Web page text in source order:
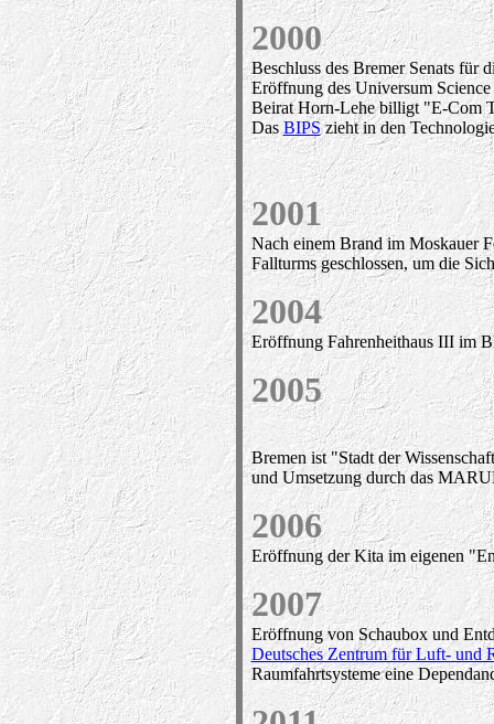
2000
Beschluss des Bremer Senats für
Eröffnung des Universum Science
Beirat Horn-Lehe billigt "E-Com
Das BIPSzieht in den
2001
Nach einem Brand im Moskauer
Fallturms geschlossen, um die
2004
Eröffnung Fahrenheithaus III im
2005
Bremen ist "Stadt der
und Umsetzung durch das
2006
Eröffnung der Kita im eigenen
2007
Eröffnung von Schaubox und
Deutsches Zentrum für Luft- und
Raumfahrtsysteme eine